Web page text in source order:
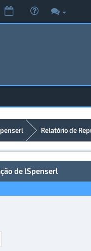
Relatório de
de lSpenserl